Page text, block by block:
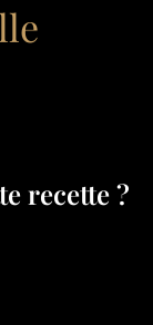
recette ?